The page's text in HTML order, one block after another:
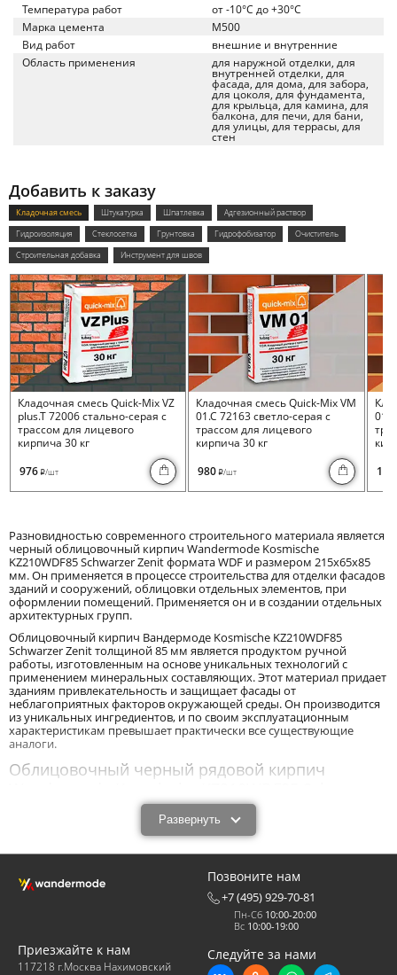
Температура работ
от -10°C до +30°C
Марка цемента
M500
Вид работ
внешние и внутренние
Область применения
для наружной отделки, для
внутренней отделки, для
фасада, для дома, для забора,
для цоколя, для фундамента,
для крыльца, для камина, для
балкона, для печи, для бани,
для улицы, для террасы, для
стен
Добавить к заказу
Кладочная смесь Штукатурка Шпатлевка
Адгезионный раствор
Гидроизоляция
Стеклосетка Грунтовка Гидрофобизатор
Очиститель
Строительная добавка
Инструмент для швов
Кладочная смесь Quick-Mix VZ
plus.T 72006 стально-серая с
трассом для лицевого
кирпича 30 кг
976 i/шт
Кладочная смесь Quick-Mix VM
01.C 72163 светло-серая с
трассом для лицевого
кирпича 30 кг
980 i/шт
01.I
Разновидностью современного строительного материала является
черный облицовочный кирпич Wandermode Kosmische
KZ210WDF85 Schwarzer Zenit формата WDF и размером 215x65x85
мм. Он применяется в процессе строительства для отделки фасадов
зданий и сооружений, облицовки отдельных элементов, при
оформлении помещений. Применяется он и в создании отдельных
архитектурных групп.
Облицовочный кирпич Вандермоде Kosmische KZ210WDF85
Schwarzer Zenit толщиной 85 мм является продуктом ручной
работы, изготовленным на основе уникальных технологий с
применением минеральных составляющих. Этот материал придает
зданиям привлекательность и защищает фасады от
неблагоприятных факторов окружающей среды. Он производится
из уникальных ингредиентов, и по своим эксплуатационным
характеристикам превышает практически все существующие
аналоги.
Облицовочный черный рядовой кирпич
Zenit размером 215x65x85 мм: характеристики и
Облицовочный черный рядовой кирпич Wandermode Kosmische
технологической точки зрения продукт, обладающий высокими
эксплуатационными характеристиками. Облицовочный кирпич
Вандермоде Kosmische KZ210WDF85 Schwarzer Zenit толщиной 85
мм обладает прочностью, износоустойчивостью, низкими
показателями влагопоглощения, морозоустойчивостью,
устойчивостью к высоким, низким температурам, резким
перепадам температур. Он имеет высокие звукоизолирующие
Развернуть
Позвоните нам
+7 (495) 929-70-81
Пн-Сб 10:00-20:00
Вс 10:00-19:00
Приезжайте к нам
117218 г.Москва Нахимовский
Следуйте за нами